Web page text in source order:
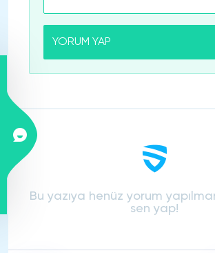
YORUM YAP
Bu yazıya henüz yorum
sen yap!